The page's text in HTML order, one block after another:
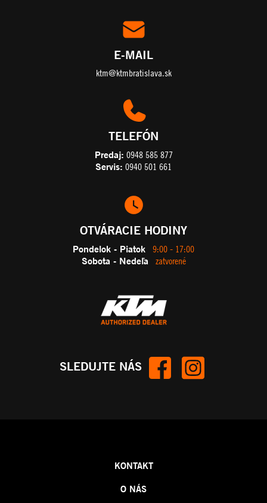
E-MAIL
ktm@ktmbratislava.sk
TELEFÓN
Predaj: 0948 585 877
Servis: 0940 501 661
OTVÁRACIE HODINY
Pondelok - Piatok 9:00 - 17:00
Sobota - Nedeľa zatvorené
SLEDUJTE NÁS
KONTAKT
O NÁS